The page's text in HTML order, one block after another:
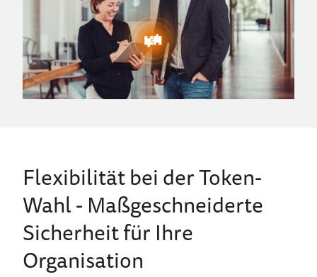
Flexibilität bei der Token-
Wahl - Maßgeschneiderte
Sicherheit für Ihre
Organisation